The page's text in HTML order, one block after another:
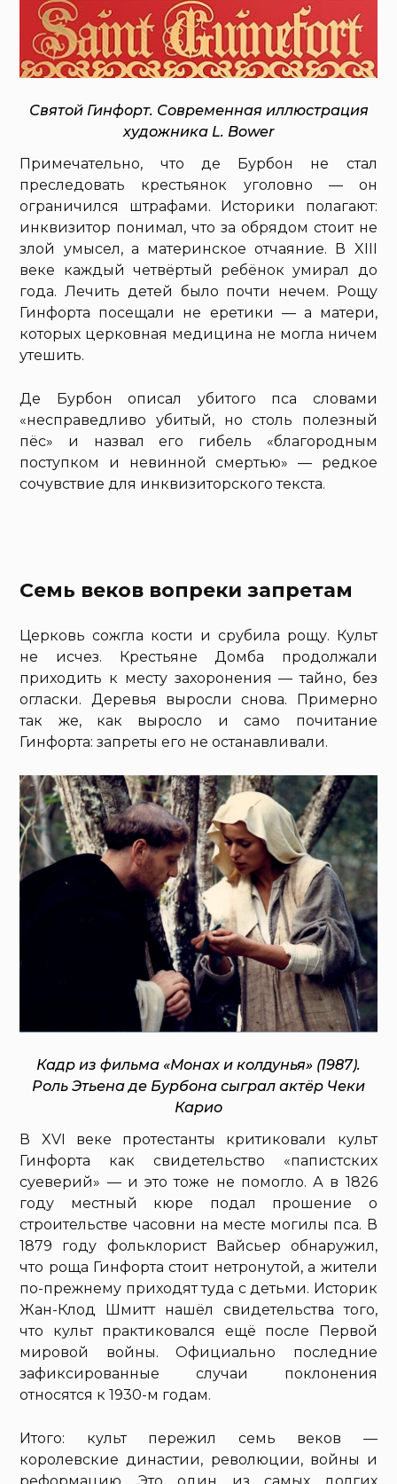
Святой Гинфорт. Современная иллюстрация
художника L. Bower
Примечательно, что де Бурбон не стал
преследовать крестьянок уголовно — он
ограничился штрафами. Историки полагают:
инквизитор понимал, что за обрядом стоит не
злой умысел, а материнское отчаяние. В XIII
веке каждый четвёртый ребёнок умирал до
года. Лечить детей было почти нечем. Рощу
Гинфорта посещали не еретики — а матери,
которых церковная медицина не могла ничем
утешить.
Де Бурбон описал убитого пса словами
«несправедливо убитый, но столь полезный
пёс» и назвал его гибель «благородным
поступком и невинной смертью» — редкое
сочувствие для инквизиторского текста.
Семь веков вопреки запретам
Церковь сожгла кости и срубила рощу. Культ
не исчез. Крестьяне Домба продолжали
приходить к месту захоронения — тайно, без
огласки. Деревья выросли снова. Примерно
так же, как выросло и само почитание
Гинфорта: запреты его не останавливали.
Кадр из фильма «Монах и колдунья» (1987).
Роль Этьена де Бурбона сыграл актёр Чеки
Карио
В XVI веке протестанты критиковали культ
Гинфорта как свидетельство «папистских
суеверий» — и это тоже не помогло. А в 1826
году местный кюре подал прошение о
строительстве часовни на месте могилы пса. В
1879 году фольклорист Вайсьер обнаружил,
что роща Гинфорта стоит нетронутой, а жители
по-прежнему приходят туда с детьми. Историк
Жан-Клод Шмитт нашёл свидетельства того,
что культ практиковался ещё после Первой
мировой войны. Официально последние
зафиксированные случаи поклонения
относятся к 1930-м годам.
Итого: культ пережил семь веков —
королевские династии, революции, войны и